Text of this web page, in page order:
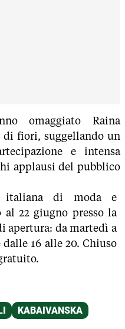
omaggiato Raina
di fiori, suggellando un
e intensa
applausi del pubblico
italiana di moda e
22 giugno presso la
apertura: da martedì a
16 alle 20. Chiuso